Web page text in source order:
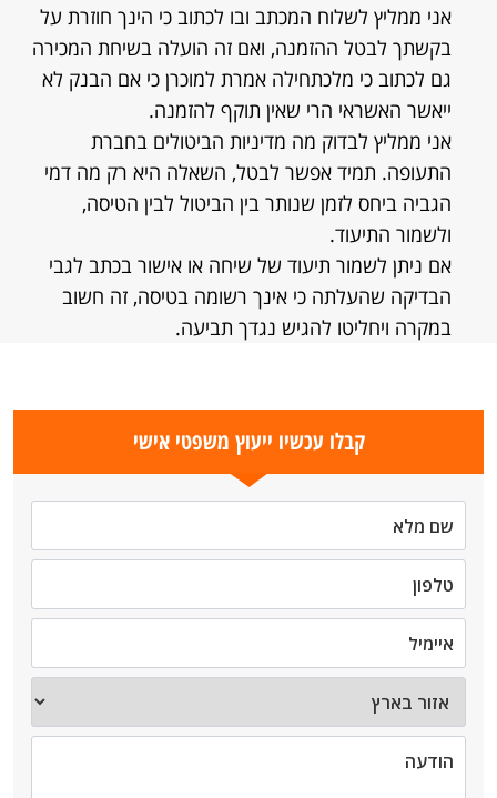
אני ממליץ לשלוח המכתב ובו לכתוב כי הינך חוזרת על
בקשתך לבטל ההזמנה, ואם זה הועלה בשיחת המכירה
גם לכתוב כי מלכתחילה אמרת למוכרן כי אם הבנק לא
ייאשר האשראי הרי שאין תוקף להזמנה.
אני ממליץ לבדוק מה מדיניות הביטולים בחברת
התעופה. תמיד אפשר לבטל, השאלה היא רק מה דמי
הגביה ביחס לזמן שנותר בין הביטול לבין הטיסה,
ולשמור התיעוד.
אם ניתן לשמור תיעוד של שיחה או אישור בכתב לגבי
הבדיקה שהעלתה כי אינך רשומה בטיסה, זה חשוב
במקרה ויחליטו להגיש נגדך תביעה.
קבלו עכשיו ייעוץ משפטי אישי